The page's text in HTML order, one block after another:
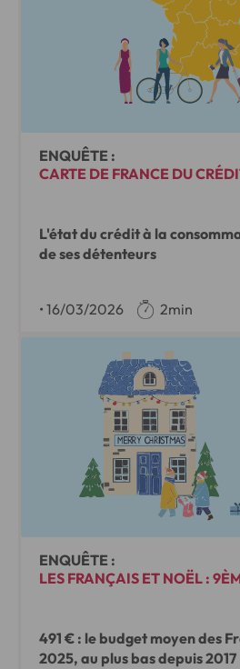
ENQUÊTE :
CARTE DE FRANCE DU
L'état du crédit à la
de ses détenteurs
• 16/03/2026 2min
ENQUÊTE :
LES FRANÇAIS ET NOËL :
491 € : le budget moyen des
2025, au plus bas depuis 2017